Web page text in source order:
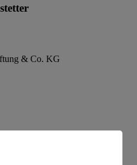
& Co. KG